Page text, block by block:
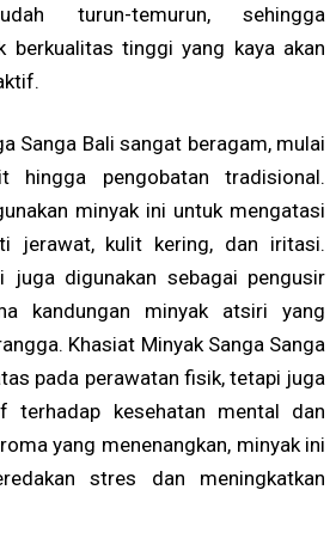
turun-temurun, sehingga
berkualitas tinggi yang kaya akan
Sanga Bali sangat beragam, mulai
hingga pengobatan tradisional.
minyak ini untuk mengatasi
jerawat, kulit kering, dan iritasi.
juga digunakan sebagai pengusir
kandungan minyak atsiri yang
Khasiat Minyak Sanga Sanga
pada perawatan fisik, tetapi juga
terhadap kesehatan mental dan
yang menenangkan, minyak ini
stres dan meningkatkan